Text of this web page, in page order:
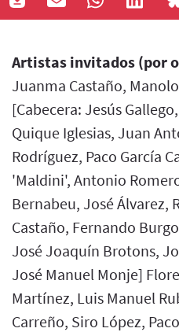
Artistas invitados (por
Juanma Castaño,
[Cabecera: Jesús
Quique Iglesias, Juan
Rodríguez, Paco García
'Maldini', Antonio
Bernabeu, José Álvarez,
Castaño, Fernando
José Joaquín Brotons,
José Manuel Monje]
Martínez, Luis Manuel
Carreño, Siro López,